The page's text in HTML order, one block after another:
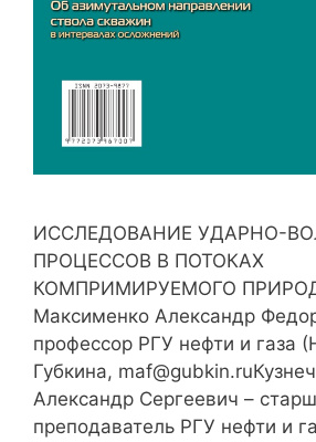
ИССЛЕДОВАНИЕ УДАРНО-
ПРОЦЕССОВ В ПОТОКАХ
КОМПРИМИРУЕМОГО
Максименко Александр
профессор РГУ нефти и
Губкина,
Александр Сергеевич –
преподаватель РГУ нефти и